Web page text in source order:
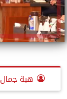
هبة جمال